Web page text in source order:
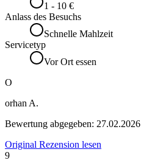
1 - 10 €
Anlass des Besuchs
Schnelle Mahlzeit
Servicetyp
Vor Ort essen
O
orhan A.
Bewertung abgegeben: 27.02.2026
Original Rezension lesen
9